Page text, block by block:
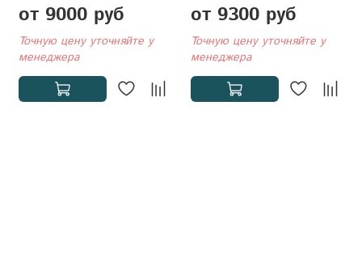
от 9000 руб
Точную цену уточняйте у
менеджера
от 9300 руб
Точную цену уточняйте у
менеджера